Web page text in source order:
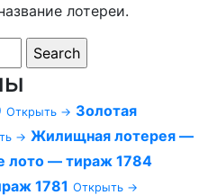
лотереи.
Открыть → Золотая
→ Жилищная лотерея —
лото — тираж 1784
1781 Открыть →